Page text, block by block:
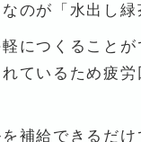
のが「水出し緑
につくることが
ているため疲
補給できるだけ